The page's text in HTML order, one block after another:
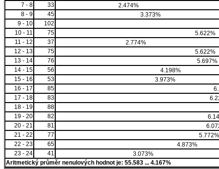
7 - 8
33
2.474%
8 - 9
45
3.373%
9 - 10
102
10 - 11
75
5.622%
11 - 12
37
2.774%
12 - 13
75
5.622%
13 - 14
76
5.697%
14 - 15
56
4.198%
15 - 16
53
3.973%
16 - 17
85
17 - 18
83
18 - 19
88
19 - 20
82
20 - 21
81
21 - 22
77
5.772%
22 - 23
65
4.873%
23 - 24
41
3.073%
Aritmetický průměr nenulových hodnot je: 55.583 ... 4.167%